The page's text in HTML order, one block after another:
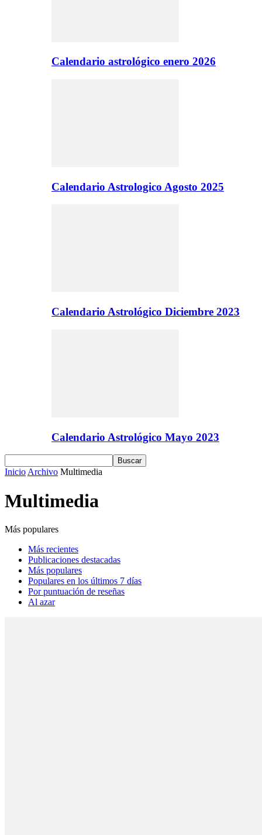
Calendario astrológico enero 2026
Calendario Astrologico Agosto 2025
Calendario Astrológico Diciembre 2023
Calendario Astrológico Mayo 2023
Inicio Archivo Multimedia
Multimedia
Más populares
Más recientes
Publicaciones destacadas
Más populares
Populares en los últimos 7 días
Por puntuación de reseñas
Al azar